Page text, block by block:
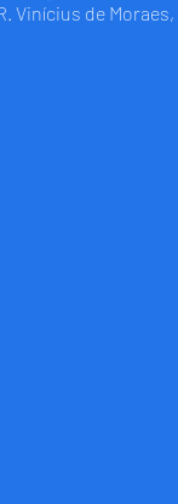
Vinícius de